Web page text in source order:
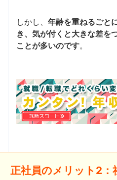
しかし、 年齢を重ねるごと
き、気が付くと大きな差を
ことが多いのです。
正社員のメリット2：